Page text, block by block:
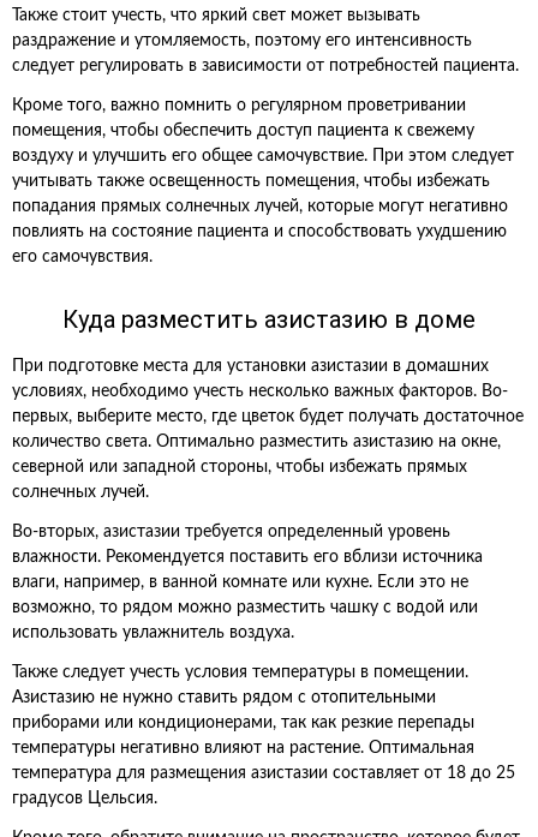
Также стоит учесть, что яркий свет может вызывать
раздражение и утомляемость, поэтому его интенсивность
следует регулировать в зависимости от потребностей пациента.
Кроме того, важно помнить о регулярном проветривании
помещения, чтобы обеспечить доступ пациента к свежему
воздуху и улучшить его общее самочувствие. При этом следует
учитывать также освещенность помещения, чтобы избежать
попадания прямых солнечных лучей, которые могут негативно
повлиять на состояние пациента и способствовать ухудшению
его самочувствия.
Куда разместить азистазию в доме
При подготовке места для установки азистазии в домашних
условиях, необходимо учесть несколько важных факторов. Во-
первых, выберите место, где цветок будет получать достаточное
количество света. Оптимально разместить азистазию на окне,
северной или западной стороны, чтобы избежать прямых
солнечных лучей.
Во-вторых, азистазии требуется определенный уровень
влажности. Рекомендуется поставить его вблизи источника
влаги, например, в ванной комнате или кухне. Если это не
возможно, то рядом можно разместить чашку с водой или
использовать увлажнитель воздуха.
Также следует учесть условия температуры в помещении.
Азистазию не нужно ставить рядом с отопительными
приборами или кондиционерами, так как резкие перепады
температуры негативно влияют на растение. Оптимальная
температура для размещения азистазии составляет от 18 до 25
градусов Цельсия.